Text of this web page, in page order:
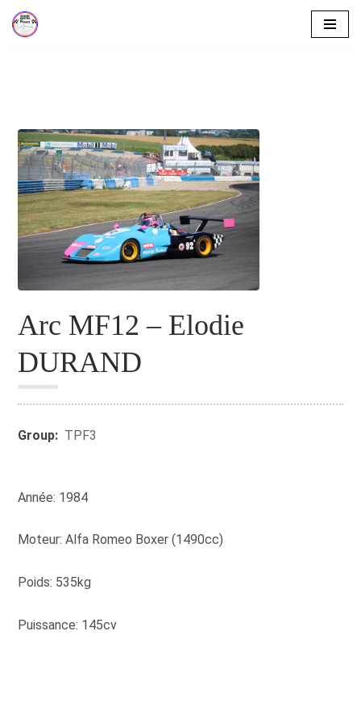
Arc MF12 – Elodie
DURAND
Group: TPF3
Année: 1984
Moteur: Alfa Romeo Boxer (1490cc)
Poids: 535kg
Puissance: 145cv